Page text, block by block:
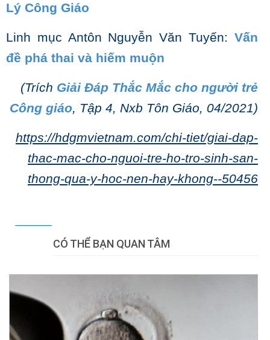
Lý Công Giáo
Linh mục Antôn Nguyễn Văn Tuyến: Vấn
đề phá thai và hiếm muộn
(Trích Giải Đáp Thắc Mắc cho người trẻ
Công giáo, Tập 4, Nxb Tôn Giáo, 04/2021)
https://hdgmvietnam.com/chi-tiet/giai-dap-
thac-mac-cho-nguoi-tre-ho-tro-sinh-san-
thong-qua-y-hoc-nen-hay-khong--50456
CÓ THỂ BẠN QUAN TÂM